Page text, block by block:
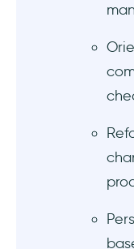
Conclusão